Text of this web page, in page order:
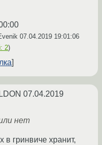
07.04.2019 19:01:06
2)
07.04.2019
нет
гринвиче хранит,